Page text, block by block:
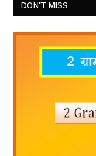
DON'T MISS